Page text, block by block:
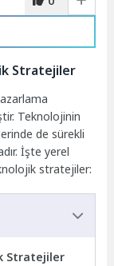
Stratejiler
Teknolojinin
de sürekli
İşte yerel
stratejiler:
Stratejiler